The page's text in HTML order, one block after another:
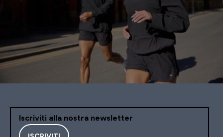
Iscriviti alla nostra newsletter